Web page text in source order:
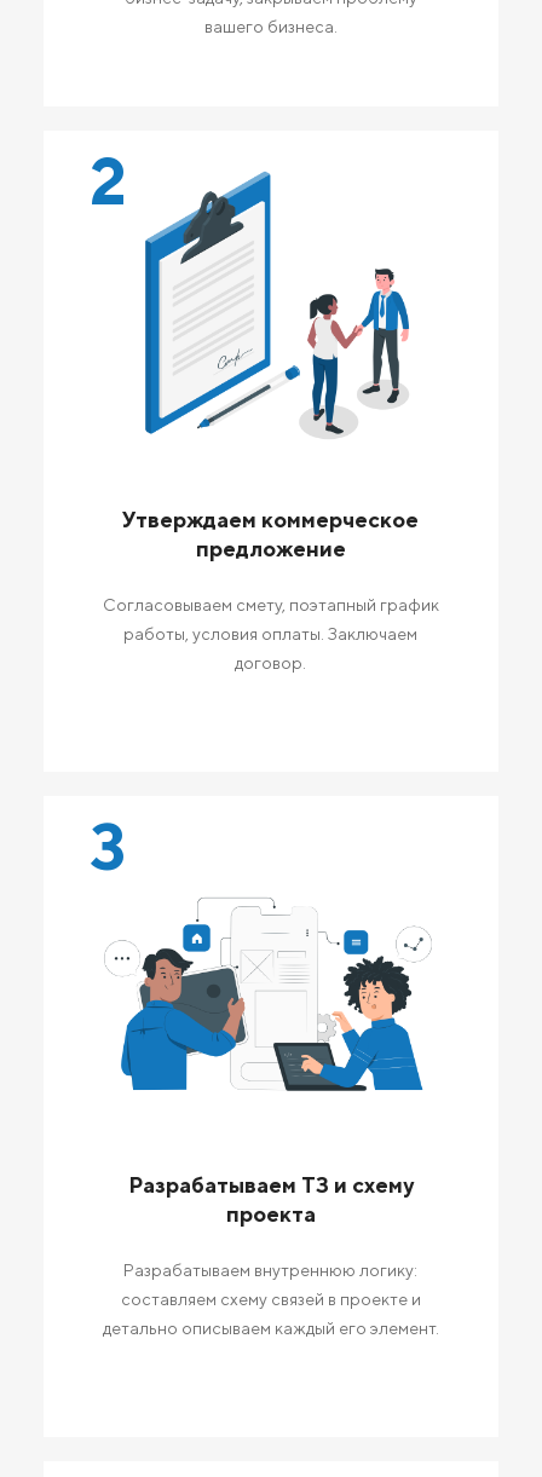
вашего бизнеса.
2
Утверждаем коммерческое
предложение
Согласовываем смету, поэтапный график
работы, условия оплаты. Заключаем
договор.
3
Разрабатываем ТЗ и схему
проекта
Разрабатываем внутреннюю логику:
составляем схему связей в проекте и
детально описываем каждый его элемент.